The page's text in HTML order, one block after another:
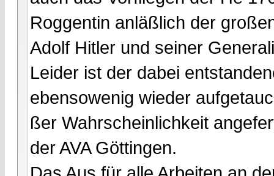
Roggentin anläßlich der
Adolf Hitler und seiner
Leider ist der dabei
ebensowenig wieder
ßer Wahrscheinlichkeit
der AVA Göttingen.